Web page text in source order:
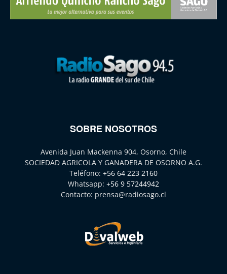
SOBRE NOSOTROS
Avenida Juan Mackenna 904, Osorno, Chile
SOCIEDAD AGRICOLA Y GANADERA DE OSORNO A.G.
Teléfono: +56 64 223 2160
Whatsapp: +56 9 57244942
Contacto: prensa@radiosago.cl